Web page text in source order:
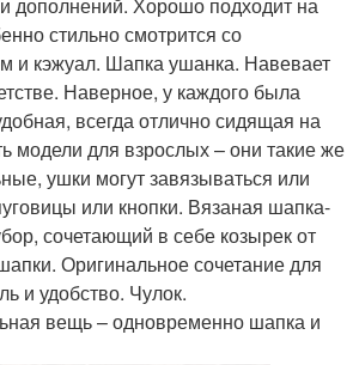
стильно смотрится со
и кэжуал. Шапка ушанка. Навевает
Наверное, у каждого была
всегда отлично сидящая на
модели для взрослых – они такие же
ушки могут завязываться или
или кнопки. Вязаная шапка-
сочетающий в себе козырек от
Оригинальное сочетание для
и удобство. Чулок.
вещь – одновременно шапка и